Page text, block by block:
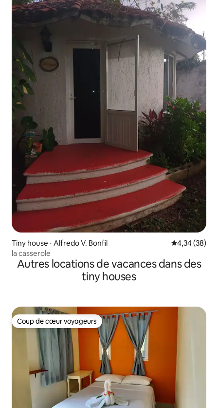
Tiny house ⋅ Alfredo V. Bonfil Évaluation
4,34 (38)
la casserole
Autres locations de vacances dans des
tiny houses
Coup de cœur voyageurs
Coup de cœur voyageurs